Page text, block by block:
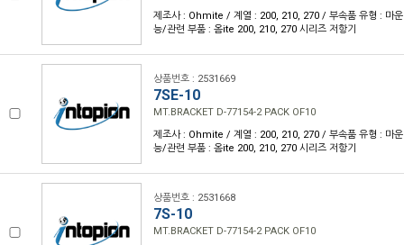
제조사 : Ohmite / 계열 : 200, 210, 270 / 부속품 유형 : 마
능/관련 부품 : 옴ite 200, 210, 270 시리즈 저항기
상품번호 : 2531669
7SE-10
MT.BRACKET D-77154-2 PACK OF10
제조사 : Ohmite / 계열 : 200, 210, 270 / 부속품 유형 : 마
능/관련 부품 : 옴ite 200, 210, 270 시리즈 저항기
상품번호 : 2531668
7S-10
MT.BRACKET D-77154-2 PACK OF10